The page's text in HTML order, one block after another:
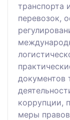
транспорта
перевозок,
документов
коррупции,
меры